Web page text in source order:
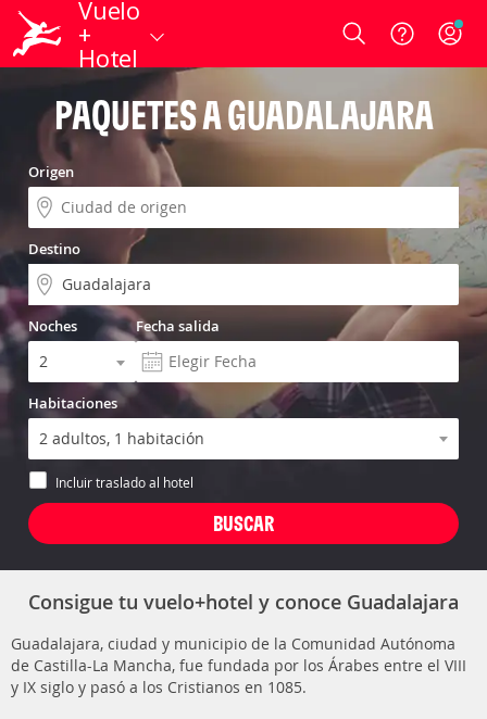
Vuelo
+
Hotel
Login
PAQUETES A GUADALAJARA
Origen
Destino
Noches Fecha salida
Habitaciones
Incluir traslado al hotel
Consigue tu vuelo+hotel y conoce Guadalajara
Guadalajara, ciudad y municipio de la Comunidad Autónoma
de Castilla-La Mancha, fue fundada por los Árabes entre el VIII
y IX siglo y pasó a los Cristianos en 1085.